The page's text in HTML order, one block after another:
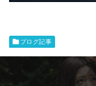
ブログ記事